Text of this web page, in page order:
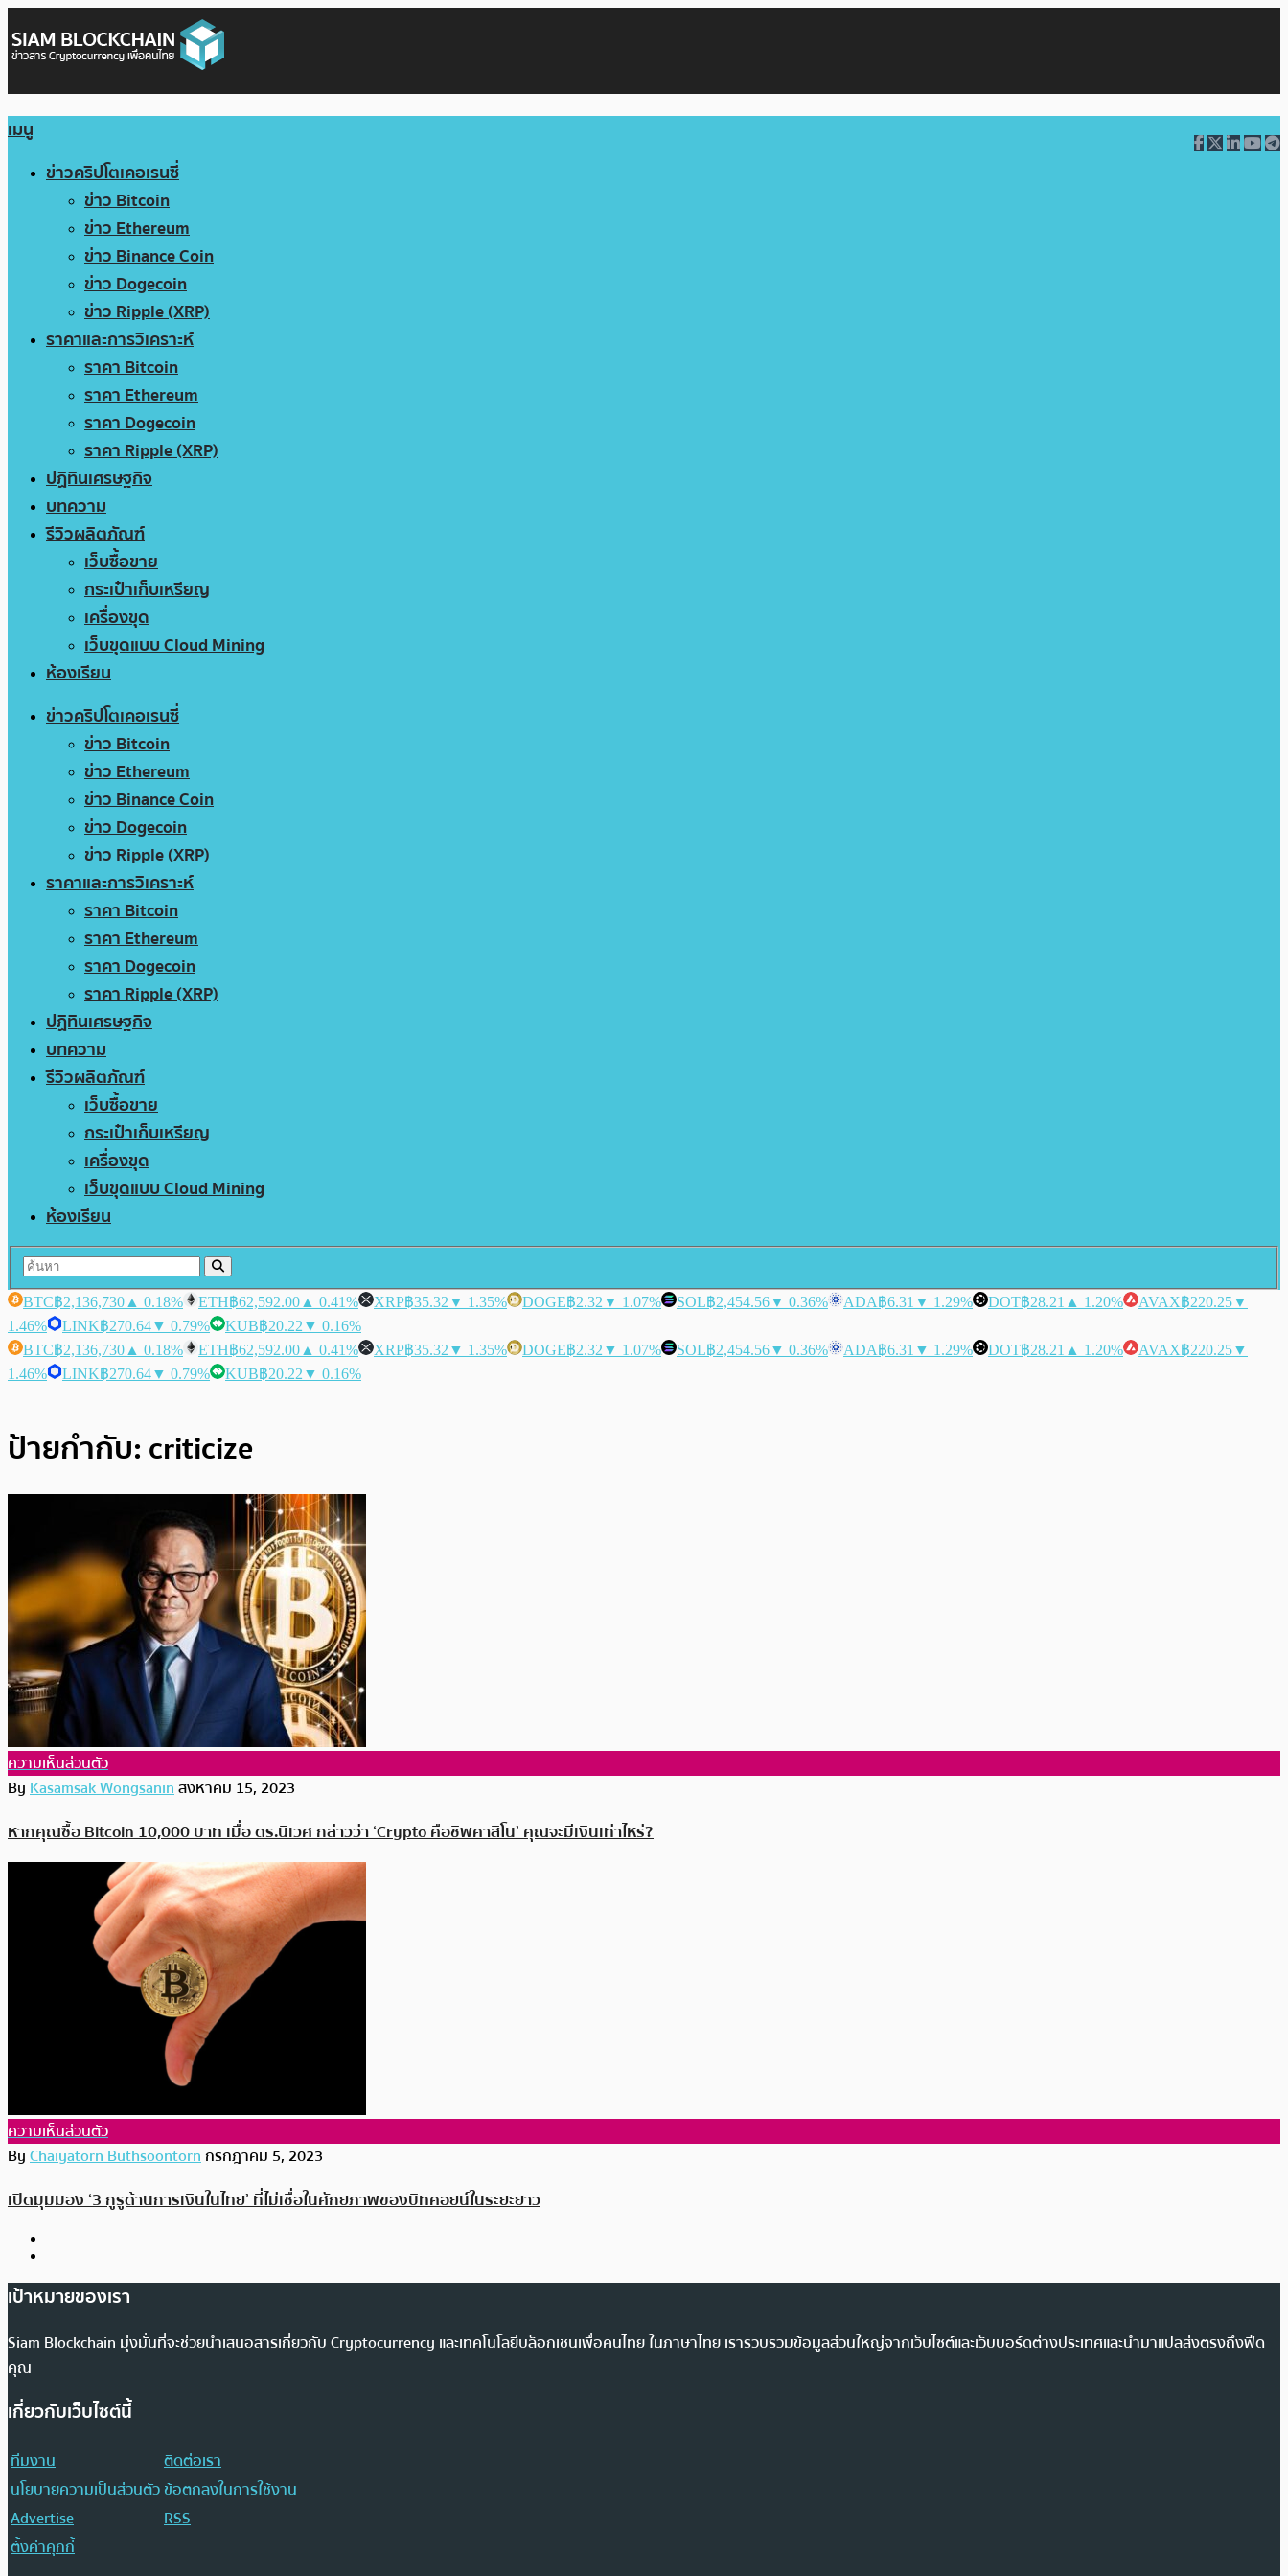
เมนู
ข่าวคริปโตเคอเรนซี่
ข่าว Bitcoin
ข่าว Ethereum
ข่าว Binance Coin
ข่าว Dogecoin
ข่าว Ripple (XRP)
ราคาและการวิเคราะห์
ราคา Bitcoin
ราคา Ethereum
ราคา Dogecoin
ราคา Ripple (XRP)
ปฏิทินเศรษฐกิจ
บทความ
รีวิวผลิตภัณฑ์
เว็บซื้อขาย
กระเป๋าเก็บเหรียญ
เครื่องขุด
เว็บขุดแบบ Cloud Mining
ห้องเรียน
ข่าวคริปโตเคอเรนซี่
ข่าว Bitcoin
ข่าว Ethereum
ข่าว Binance Coin
ข่าว Dogecoin
ข่าว Ripple (XRP)
ราคาและการวิเคราะห์
ราคา Bitcoin
ราคา Ethereum
ราคา Dogecoin
ราคา Ripple (XRP)
ปฏิทินเศรษฐกิจ
บทความ
รีวิวผลิตภัณฑ์
เว็บซื้อขาย
กระเป๋าเก็บเหรียญ
เครื่องขุด
เว็บขุดแบบ Cloud Mining
ห้องเรียน
BTC฿2,136,730 ▲ 0.18% ETH฿62,592.00 ▲ 0.41% XRP฿35.32 ▼ 1.35% DOGE฿2.32 ▼ 1.07% SOL฿2,454.56▼ 0.36% ADA฿6.31 ▼ 1.29% DOT฿28.21 ▲ 1.20% AVAX฿220.25▼
1.46%
LINK฿270.64▼ 0.79% KUB฿20.22 ▼ 0.16%
BTC฿2,136,730 ▲ 0.18% ETH฿62,592.00 ▲ 0.41% XRP฿35.32 ▼ 1.35% DOGE฿2.32 ▼ 1.07% SOL฿2,454.56▼ 0.36% ADA฿6.31 ▼ 1.29% DOT฿28.21 ▲ 1.20% AVAX฿220.25▼
1.46%
LINK฿270.64▼ 0.79% KUB฿20.22 ▼ 0.16%
ป้ายกำกับ: criticize
ความเห็นส่วนตัว
ByKasamsak Wongsaninสิงหาคม 15, 2023
หากคุณซื้อ Bitcoin 10,000 บาท เมื่อ ดร.นิเวศ กล่าวว่า ‘Crypto คือชิพคาสิโน’ คุณจะมีเงินเท่าไหร่?
ความเห็นส่วนตัว
ByChaiyatorn Buthsoontornกรกฎาคม 5, 2023
เปิดมุมมอง ‘3 กูรูด้านการเงินในไทย’ ที่ไม่เชื่อในศักยภาพของบิทคอยน์ในระยะยาว
เป้าหมายของเรา
Siam Blockchain มุ่งมั่นที่จะช่วยนำเสนอสารเกี่ยวกับ Cryptocurrency และเทคโนโลยีบล็อกเชนเพื่อคนไทย ในภาษาไทย เรารวบรวมข้อมูลส่วนใหญ่จากเว็บไซต์และเว็บบอร์ดต่างประเทศและนำมาแปลส่งตรงถึงฟีด
คุณ
เกี่ยวกับเว็บไซต์นี้
ทีมงาน
ติดต่อเรา
นโยบายความเป็นส่วนตัวข้อตกลงในการใช้งาน
Advertise
RSS
ตั้งค่าคุกกี้